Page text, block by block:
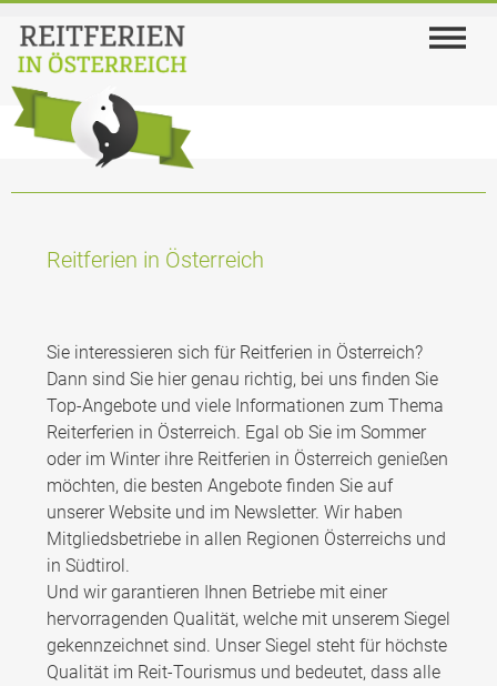
Reitferien in Österreich
Sie interessieren sich für Reitferien in Österreich?
Dann sind Sie hier genau richtig, bei uns finden Sie
Top-Angebote und viele Informationen zum Thema
Reiterferien in Österreich. Egal ob Sie im Sommer
oder im Winter ihre Reitferien in Österreich genießen
möchten, die besten Angebote finden Sie auf
unserer Website und im Newsletter. Wir haben
Mitgliedsbetriebe in allen Regionen Österreichs und
in Südtirol.
Und wir garantieren Ihnen Betriebe mit einer
hervorragenden Qualität, welche mit unserem Siegel
gekennzeichnet sind. Unser Siegel steht für höchste
Qualität im Reit-Tourismus und bedeutet, dass alle